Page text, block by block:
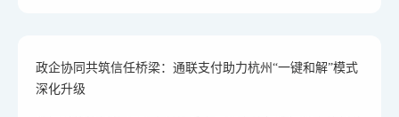
政企协同共筑信任桥梁：通联支付助力杭州“一键和解”模式
深化升级